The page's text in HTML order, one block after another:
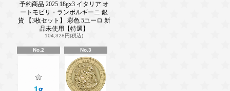
予約商品 2025 18gx3 イタリア オ
ートモビリ・ランボルギーニ 銀
貨 【3枚セット】 彩色 5ユーロ 新
品未使用【特選】
104,328円(税込)
No.2 No.3